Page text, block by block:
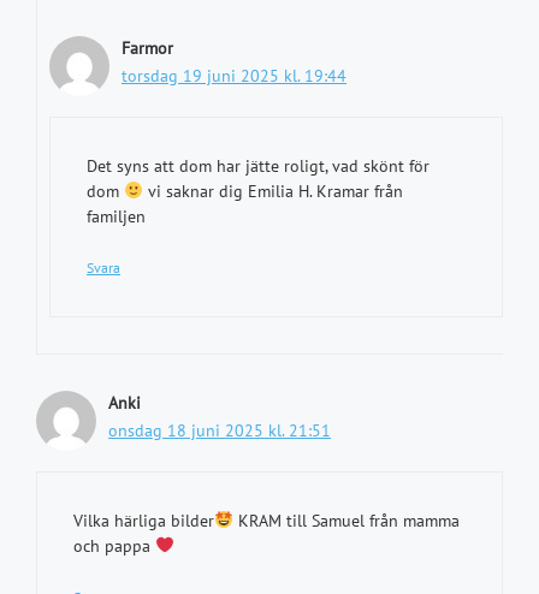
Farmor
torsdag 19 juni 2025 kl. 19:44
Det syns att dom har jätte roligt, vad skönt för
dom
vi saknar dig Emilia H. Kramar från
familjen
Svara
Anki
onsdag 18 juni 2025 kl. 21:51
Vilka härliga bilder
KRAM till Samuel från mamma
och pappa